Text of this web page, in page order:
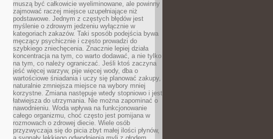
muszą być całkowicie wyeliminowane, ale powinny
zajmować raczej miejsce uzupełniające niż
podstawowe. Jednym z częstych błędów jest
myślenie o zdrowym jedzeniu wyłącznie w
kategoriach zakazów. Taki sposób podejścia bywa
męczący psychicznie i często prowadzi do
szybkiego zniechęcenia. Znacznie lepiej działa
koncentracja na tym, co warto dodawać, a nie tylko
na tym, co należy ograniczać. Jeśli ktoś zaczyna
jeść więcej warzyw, pije więcej wody, dba o
wartościowe śniadania i uczy się planować zakupy,
naturalnie zmniejsza miejsce na wybory mniej
korzystne. Zmiana następuje wtedy stopniowo i jest
łatwiejsza do utrzymania. Nie można zapominać o
nawodnieniu. Woda wpływa na funkcjonowanie
całego organizmu, choć często jest pomijana w
rozmowach o zdrowej diecie. Wiele osób
przyzwyczaja się do picia zbyt małej ilości płynów,